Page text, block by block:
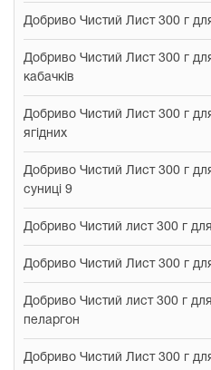
Добриво Чистий Лист 300 г
Добриво Чистий Лист 300 г для
кабачків
Добриво Чистий Лист 300 г
ягідних
Добриво Чистий Лист 300 г
суниці 9
Добриво Чистий лист 300 г
Добриво Чистий Лист 300 г
Добриво Чистий лист 300 г для
пеларгон
Добриво Чистий Лист 300 г